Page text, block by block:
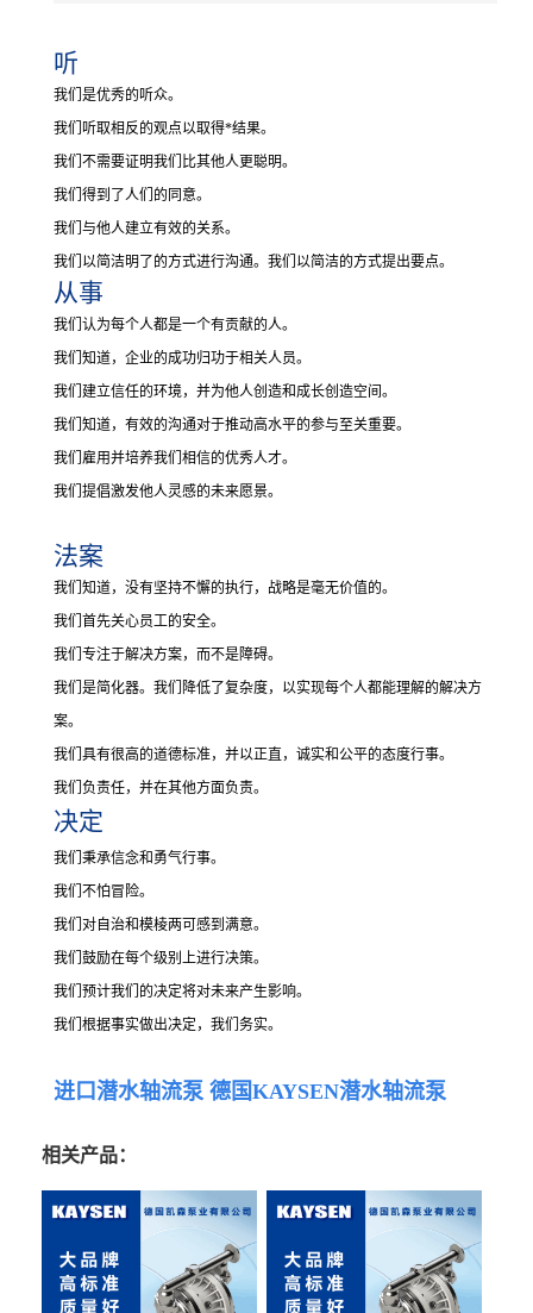
听
我们是优秀的听众。
我们听取相反的观点以取得*结果。
我们不需要证明我们比其他人更聪明。
我们得到了人们的同意。
我们与他人建立有效的关系。
我们以简洁明了的方式进行沟通。 我们以简洁的方式提出要点。
从事
我们认为每个人都是一个有贡献的人。
我们知道，企业的成功归功于相关人员。
我们建立信任的环境，并为他人创造和成长创造空间。
我们知道，有效的沟通对于推动高水平的参与至关重要。
我们雇用并培养我们相信的优秀人才。
我们提倡激发他人灵感的未来愿景。
法案
我们知道，没有坚持不懈的执行，战略是毫无价值的。
我们首先关心员工的安全。
我们专注于解决方案，而不是障碍。
我们是简化器。 我们降低了复杂度，以实现每个人都能理解的解决方
案。
我们具有很高的道德标准，并以正直，诚实和公平的态度行事。
我们负责任，并在其他方面负责。
决定
我们秉承信念和勇气行事。
我们不怕冒险。
我们对自治和模棱两可感到满意。
我们鼓励在每个级别上进行决策。
我们预计我们的决定将对未来产生影响。
我们根据事实做出决定，我们务实。
进口潜水轴流泵 德国KAYSEN潜水轴流泵
相关产品：